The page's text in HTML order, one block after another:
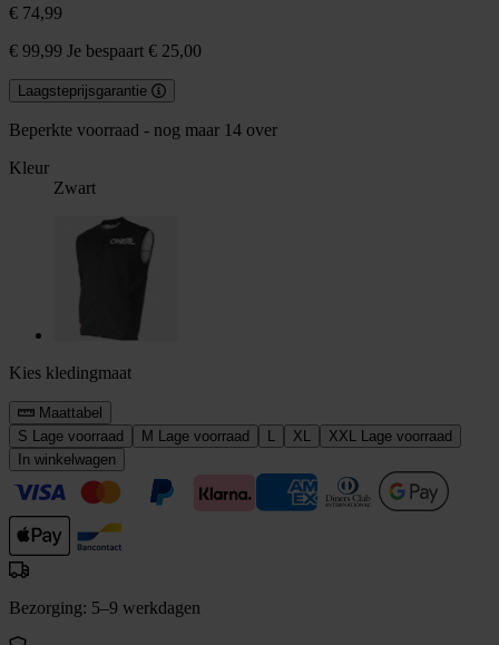
€ 74,99
€ 99,99 Je bespaart € 25,00
Laagsteprijsgarantie
Beperkte voorraad - nog maar 14 over
Kleur
Zwart
Kies kledingmaat
Maattabel
S Lage voorraad M Lage voorraad L XL XXL Lage voorraad
In winkelwagen
Bezorging: 5–9 werkdagen